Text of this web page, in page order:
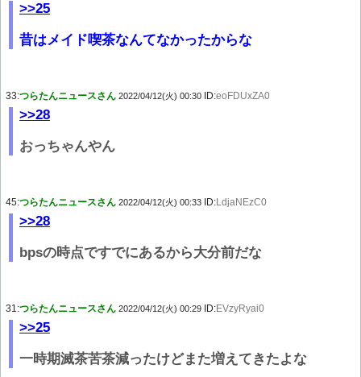
>>25
昔はメイド喫茶なんてなかったからな
33:つらたんニュースさん 2022/04/12(火) 00:30 ID:eoFDUxZA0
>>28
おっちゃんやん
45:つらたんニュースさん 2022/04/12(火) 00:33 ID:LdjaNEzC0
>>28
bpsの時点ですでにあるから大分前だな
31:つらたんニュースさん 2022/04/12(火) 00:29 ID:EVzyRyai0
>>25
一時期滅茶苦茶減ったけどまた増えてきたよな